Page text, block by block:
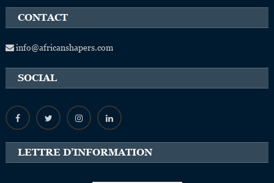
CONTACT
info@africanshapers.com
SOCIAL
LETTRE D’INFORMATION